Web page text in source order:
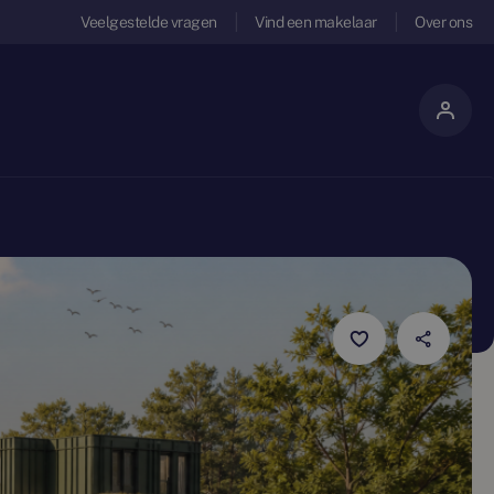
Veelgestelde vragen Vind een makelaar Over ons